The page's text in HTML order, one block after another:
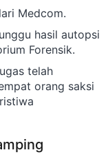
Medcom.
hasil autopsi
Forensik.
telah
orang saksi